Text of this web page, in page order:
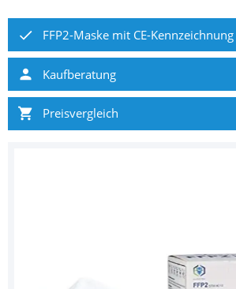
FFP2-Maske mit CE-
Kaufberatung
Preisvergleich